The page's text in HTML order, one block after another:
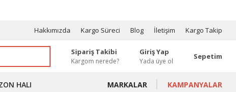
Hakkımızda Kargo Süreci Blog İletişim Kargo Takip
Sipariş Takibi
Kargom nerede?
Giriş Yap
Yada üye ol
Sepetim
HALI MARKALAR KAMPANYALAR